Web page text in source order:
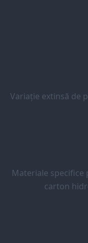
Variație extinsă de
Materiale specifice
carton